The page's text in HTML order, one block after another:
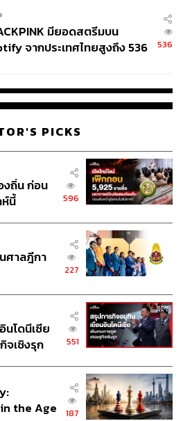
ชน ดังโครงการต่าง ๆ ที่เคย
างระกำโมเดล” พลิกพื้นที่เสี่ยง
ให้กลายเป็นแก้มลิงธรรมชาติ
น้ำมา และยังได้รายได้เสริมจาก
ชิงรุกในลุ่มน้ำสำคัญ” ทั้ง
ใต้ ที่ช่วยลดผลกระทบซ้ำซาก ยก
อฤดูฝนปี 68 ที่สำนักงานทรัพยากร
ด คือ “เกราะป้องกัน” และ “เครื่อง
การน้ำของประเทศ ครอบคลุม
ฝนตก การรับมือระหว่างฝนหลาก
กักน้ำหลังฝนสิ้นสุด
ให้ประเทศไทย “อยู่กับน้ำได้อย่าง
รษฐกิจและสังคม พร้อมเสริมความ
PR News
ำแห่งชาติ
ริยะ (SWOC)
มียอดสตรีมบน
จากประเทศไทยสูงถึง 536
536
PICKS
งถิ่น ก่อน
นี้
596
ศาลฎีกา
227
โดนีเซีย
จเชิงรุก
551
the Age
187